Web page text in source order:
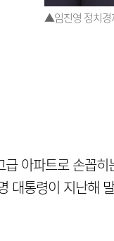
▲임진영 정치경
아파트로 손꼽
대통령이 지난해